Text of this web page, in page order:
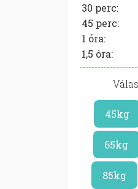
30 perc:
45 perc:
1 óra:
1,5 óra:
45kg
65kg
85kg